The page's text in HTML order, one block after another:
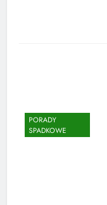
PORADY
SPADKOWE